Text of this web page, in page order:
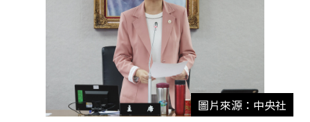
圖片來源：中央社